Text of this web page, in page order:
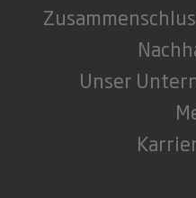
Unser